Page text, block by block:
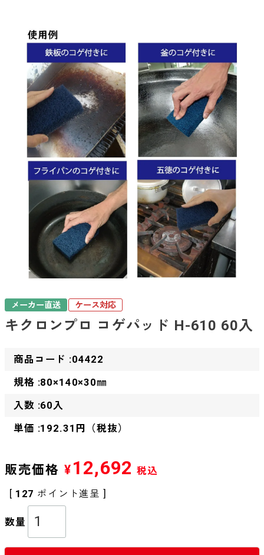
メーカー直送 ケース対応
キクロンプロ コゲパッド H-610 60入
商品コード :04422
規格 :80×140×30㎜
入数 :60入
単価 :192.31円（税抜）
販売価格 ¥ 12,692 税込
[ 127 ポイント進呈 ]